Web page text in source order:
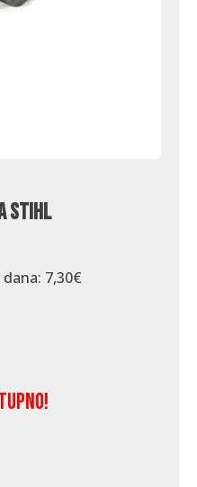
Stihl
7,30€